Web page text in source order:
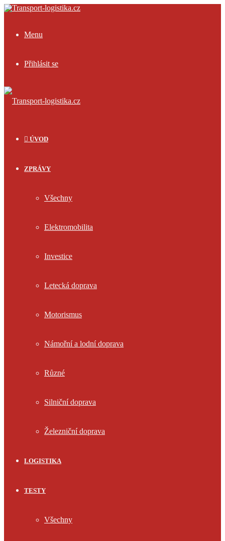
Menu
Přihlásit se
ÚVOD
ZPRÁVY
Všechny
Elektromobilita
Investice
Letecká doprava
Motorismus
Námořní a lodní doprava
Různé
Silniční doprava
Železniční doprava
LOGISTIKA
TESTY
Všechny